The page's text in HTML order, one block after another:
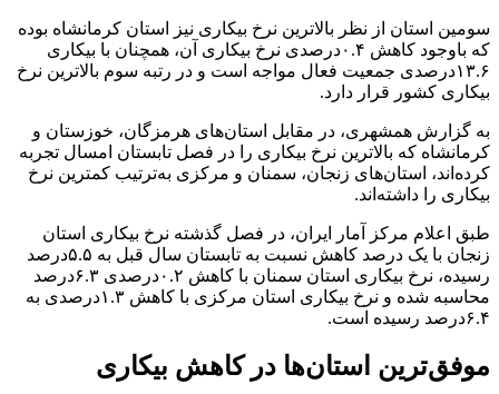
سومین استان از نظر بالاترین نرخ بیکاری نیز استان کرمانشاه بوده
که باوجود کاهش ۰.۴درصدی نرخ بیکاری آن، همچنان با بیکاری
۱۳.۶درصدی جمعیت فعال مواجه است و در رتبه سوم بالاترین نرخ
بیکاری کشور قرار دارد.
به گزارش همشهری، در مقابل استان‌های هرمزگان، خوزستان و
کرمانشاه که بالاترین نرخ بیکاری را در فصل تابستان امسال تجربه
کرده‌اند، استان‌های زنجان، سمنان و مرکزی به‌ترتیب کمترین نرخ
بیکاری را داشته‌اند.
طبق اعلام مرکز آمار ایران، در فصل گذشته نرخ بیکاری استان
زنجان با یک درصد کاهش نسبت به تابستان سال قبل به ۵.۵درصد
رسیده، نرخ بیکاری استان سمنان با کاهش ۰.۲درصدی ۶.۳درصد
محاسبه شده و نرخ بیکاری استان مرکزی با کاهش ۱.۳درصدی به
۶.۴درصد رسیده است.
موفق‌ترین استان‌ها در کاهش بیکاری